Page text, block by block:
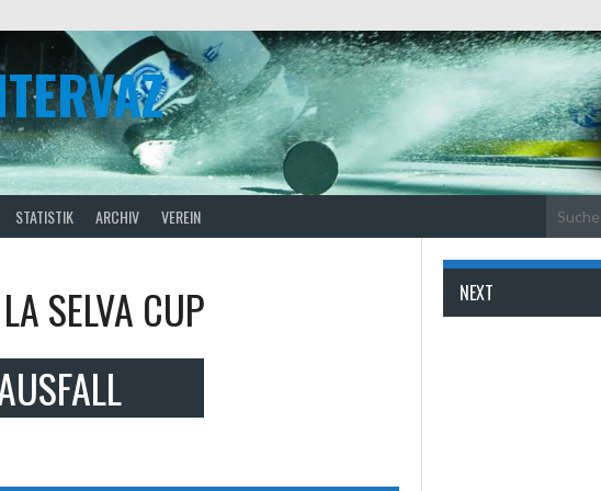
STATISTIK ARCHIV VEREIN
SELVA CUP
NEXT